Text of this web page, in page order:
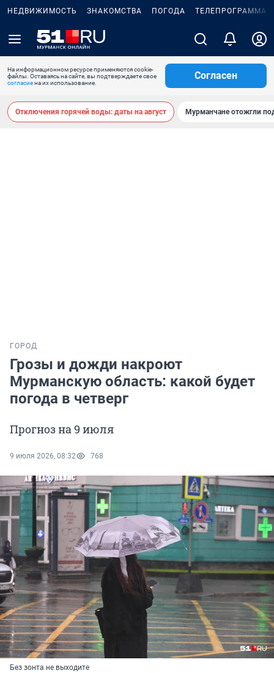
НЕДВИЖИМОСТЬ ЗНАКОМСТВА ПОГОДА ТЕЛЕПРОГРАММА
На информационном ресурсе применяются cookie-
файлы. Оставаясь на сайте, вы подтверждаете свое
согласиена их использование.
Согласен
Отключения горячей воды: даты на август Мурманчане отожгли
ГОРОД
Грозы и дожди накроют
Мурманскую область: какой будет
погода в четверг
Прогноз на 9 июля
9 июля 2026, 08:32 768
Без зонта не выходите